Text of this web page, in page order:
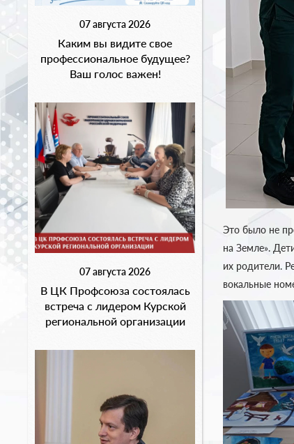
07 августа 2026
Каким вы видите свое
профессиональное будущее?
Ваш голос важен!
07 августа 2026
В ЦК Профсоюза состоялась
встреча с лидером Курской
региональной организации
Это было не
на Земле».
их родители.
вокальные